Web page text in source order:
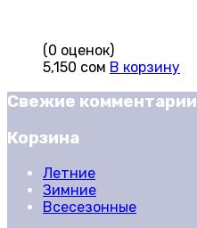
(0 оценок)
5,150 сом В корзину
Свежие комментарии
Корзина
Летние
Зимние
Всесезонные